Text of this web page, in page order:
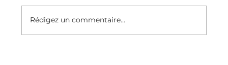
Rédigez un commentaire...